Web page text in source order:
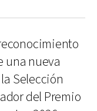
una nueva
Selección
del Premio